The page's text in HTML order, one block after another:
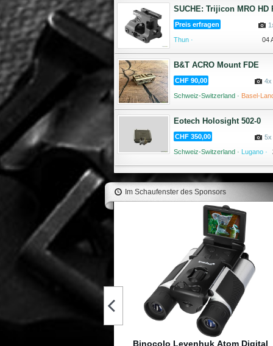
SUCHE: Trijicon MRO HD
Preis erfragen
Thun ·
04
B&T ACRO Mount FDE
CHF 90,00
4x
Schweiz-Switzerland · Basel-
Eotech Holosight 502-0
CHF 350,00
5x
Schweiz-Switzerland · Lugano ·
Im Schaufenster des Sponsors
Levenhuk Atom 8x21
29,2 €
CRIMSON TRACE Cannocchiale